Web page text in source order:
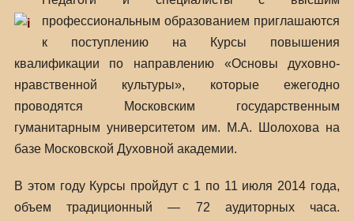
профессиональным образованием приглашаются
к поступлению на Курсы повышения
квалификации по направлению «Основы духовно-
нравственной культуры», которые ежегодно
проводятся Московским государственным
гуманитарным университетом им. М.А. Шолохова на
базе Московской Духовной академии.
В этом году Курсы пройдут с 1 по 11 июля 2014 года,
объем традиционный — 72 аудиторных часа.